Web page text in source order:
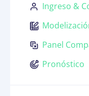
Ingreso &
Panel
Pronóstico